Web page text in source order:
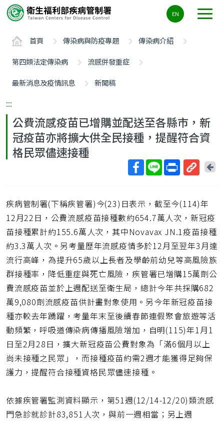
要
ALT+C
EN
首頁 傳染病與防疫專題
傳染病介紹
第四類法定傳染病
流感併發重症
最新消息及疫情訊息
新聞稿
:::
公費流感疫苗已增購並配送至各縣市，新
冠疫苗亦將擴大供全民接種，提醒符合資
格民眾儘速接種
短
網
址
回
疾病管制署(下稱疾管署)今(23)日表示，截至今(114)年
12月22日，公費流感疫苗接種數約654.7萬人次，新冠疫
苗接種累計約155.6萬人次，其中Novavax JN.1疫苗接種
約3.3萬人次。另考量歷年流感疫情多於12月至翌年3月達
流行高峰，為提升65歲以上長者及學齡前幼兒等高風險族
群接種率，降低重症與死亡風險，疾管署已增購15萬劑公
費流感疫苗並於上週配送至衛生局，總計今年共採購682
萬9,080劑流感疫苗供計畫對象使用。另今年新冠疫苗接
種亦較去年踴躍，考量年末至後續春節連假聚會旅遊等活
動頻繁，呼吸道傳染病傳播風險增加，自明(115)年1月1
日至2月28日，擴大新冠疫苗公費對象為「滿6個月以上
尚未接種之民眾」，而接種疫苗約需2週才能獲得足夠保
護力，提醒符合接種資格民眾儘速接種。
依據疾管署監測資料顯示，第51週(12/14-12/20)類流感
門急診就診計83,851人次，與前一週相當；另上週